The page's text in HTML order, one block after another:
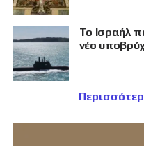
Το Ισραήλ
νέο